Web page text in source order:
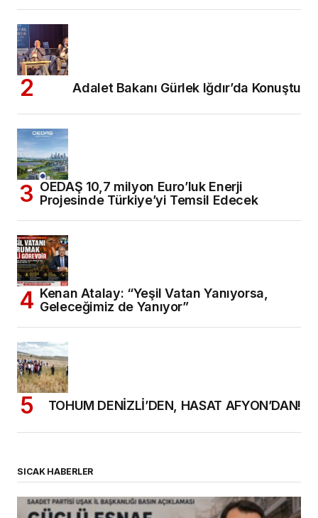
Adalet Bakanı Gürlek Iğdır’da Konuştu
OEDAŞ 10,7 milyon Euro’luk Enerji
Projesinde Türkiye’yi Temsil Edecek
Kenan Atalay: “Yeşil Vatan Yanıyorsa,
Geleceğimiz de Yanıyor”
TOHUM DENİZLİ’DEN, HASAT AFYON’DAN!
SICAK HABERLER